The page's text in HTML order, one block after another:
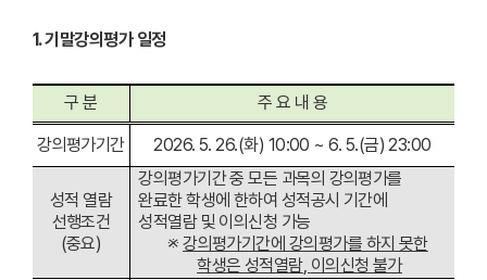
1. 기말강의평가 일정
구 분 주 요 내 용
강의평가기간 2026. 5. 26.(화) 10:00 ~ 6. 5.(금) 23:00
성적 열람
선행조건
(중요)
강의평가기간 중 모든 과목의 강의평가를
완료한 학생에 한하여 성적공시 기간에
성적열람 및 이의신청 가능
※강의평가기간에 강의평가를 하지 못한
학생은 성적열람, 이의신청 불가